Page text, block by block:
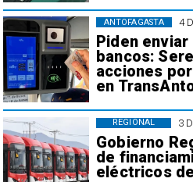
4
Piden
bancos:
acciones
en
ANTOFAGASTA
3
Gobierno
de
eléctricos
REGIONAL